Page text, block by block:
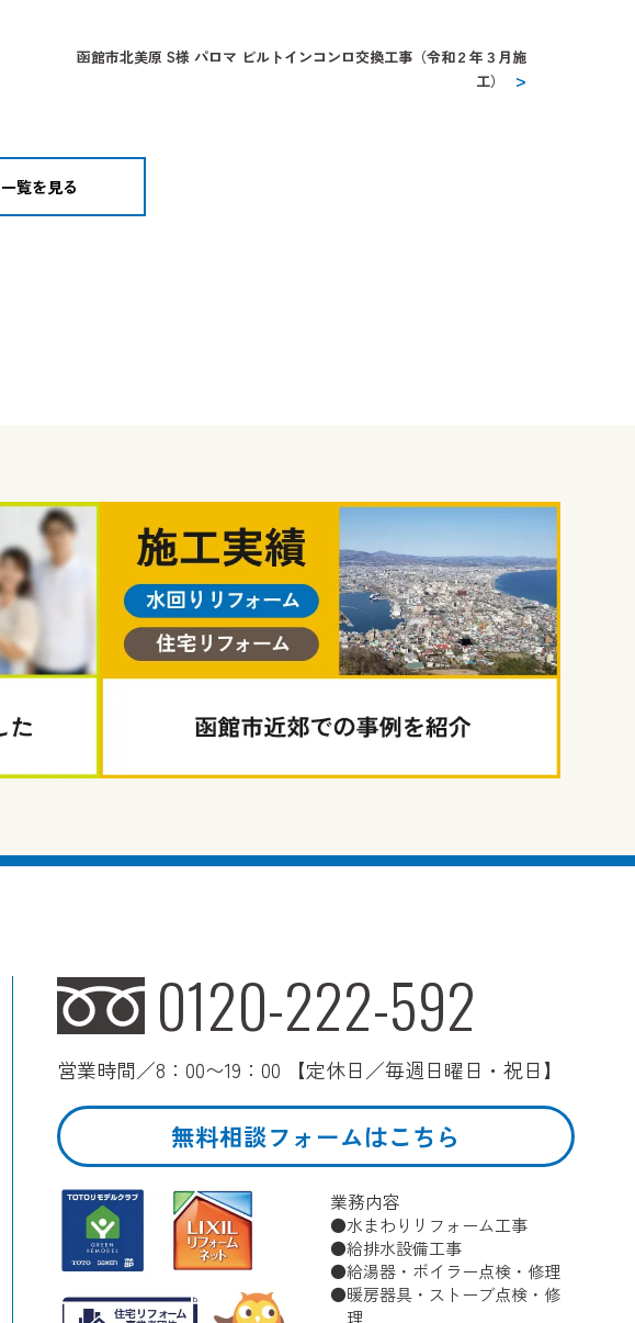
函館市北美原 S様 パロマ ビルトインコンロ交換工事（令和２年３月施
工）
一覧を見る
0120-222-592
営業時間／8：00〜19：00 【定休日／毎週日曜日・祝日】
無料相談フォームはこちら
業務内容
水まわりリフォーム工事
給排水設備工事
給湯器・ボイラー点検・修理
暖房器具・ストーブ点検・修
理